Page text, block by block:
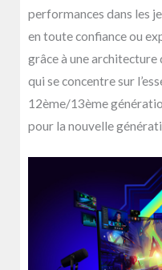
performances dans les
en toute confiance ou
grâce à une
qui se concentre sur
12ème/13ème
pour la nouvelle